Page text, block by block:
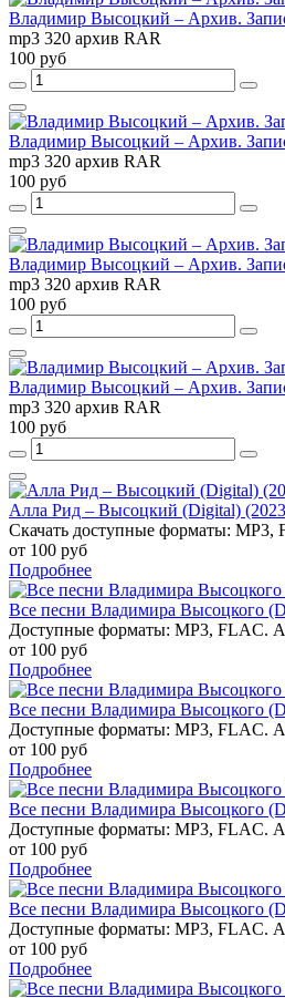
Владимир Высоцкий – Архив.
mp3 320 архив RAR
100 руб
Владимир Высоцкий – Архив.
mp3 320 архив RAR
100 руб
Владимир Высоцкий – Архив.
mp3 320 архив RAR
100 руб
Владимир Высоцкий – Архив.
mp3 320 архив RAR
100 руб
Алла Рид – Высоцкий (Digital)
Скачать доступные форматы:
от 100 руб
Подробнее
Все песни Владимира Высоцкого
Доступные форматы: MP3, FLAC.
от 100 руб
Подробнее
Все песни Владимира Высоцкого
Доступные форматы: MP3, FLAC.
от 100 руб
Подробнее
Все песни Владимира Высоцкого
Доступные форматы: MP3, FLAC.
от 100 руб
Подробнее
Все песни Владимира Высоцкого
Доступные форматы: MP3, FLAC.
от 100 руб
Подробнее